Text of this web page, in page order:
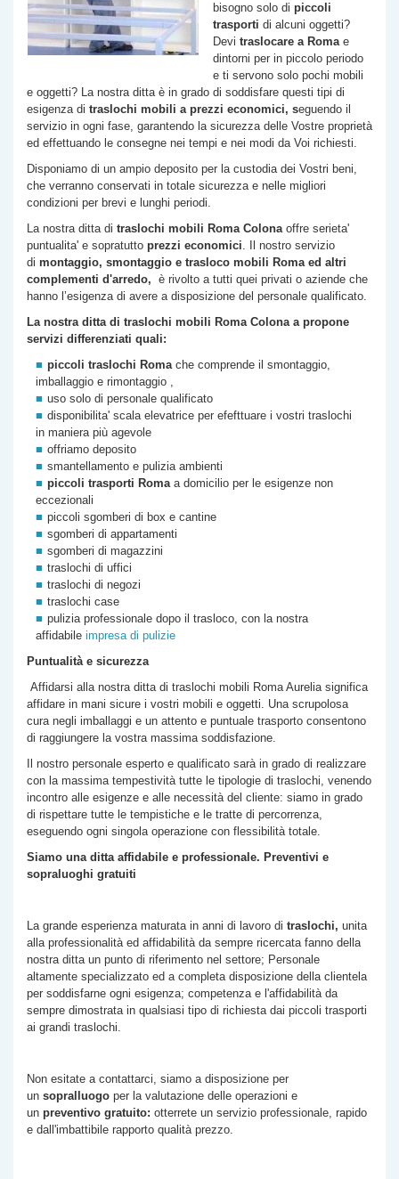
bisogno solo di piccoli
trasporti di alcuni oggetti?
Devi traslocare a Romae
dintorni per in piccolo periodo
e ti servono solo pochi mobili
e oggetti? La nostra ditta è in grado di soddisfare questi tipi di
esigenza di traslochi mobili a prezzi economici, seguendo il
servizio in ogni fase, garantendo la sicurezza delle Vostre proprietà
ed effettuando le consegne nei tempi e nei modi da Voi richiesti.
Disponiamo di un ampio deposito per la custodia dei Vostri beni,
che verranno conservati in totale sicurezza e nelle migliori
condizioni per brevi e lunghi periodi.
La nostra ditta di traslochi mobili Roma Colonaoffre serieta'
puntualita' e sopratutto prezzi economici. Il nostro servizio
di montaggio, smontaggio e trasloco mobili Roma ed altri
complementi d'arredo, è rivolto a tutti quei privati o aziende che
hanno l’esigenza di avere a disposizione del personale qualificato.
La nostra ditta di traslochi mobili Roma Colonaa propone
servizi differenziati quali:
piccoli traslochi Romache comprende il smontaggio,
imballaggio e rimontaggio ,
uso solo di personale qualificato
disponibilita' scala elevatrice per efefttuare i vostri traslochi
in maniera più agevole
offriamo deposito
smantellamento e pulizia ambienti
piccoli trasporti Romaa domicilio per le esigenze non
eccezionali
piccoli sgomberi di box e cantine
sgomberi di appartamenti
sgomberi di magazzini
traslochi di uffici
traslochi di negozi
traslochi case
pulizia professionale dopo il trasloco, con la nostra
affidabile impresa di pulizie
Puntualità e sicurezza
Affidarsi alla nostra ditta di traslochi mobili RomaAurelia significa
affidare in mani sicure i vostri mobili e oggetti. Una scrupolosa
cura negli imballaggi e un attento e puntuale trasporto consentono
di raggiungere la vostra massima soddisfazione.
Il nostro personale esperto e qualificato sarà in grado di realizzare
con la massima tempestività tutte le tipologie di traslochi, venendo
incontro alle esigenze e alle necessità del cliente: siamo in grado
di rispettare tutte le tempistiche e le tratte di percorrenza,
eseguendo ogni singola operazione con flessibilità totale.
Siamo una ditta affidabile e professionale. Preventivi e
sopraluoghi gratuiti
La grande esperienza maturata in anni di lavoro di traslochi, unita
alla professionalità ed affidabilità da sempre ricercata fanno della
nostra ditta un punto di riferimento nel settore; Personale
altamente specializzato ed a completa disposizione della clientela
per soddisfarne ogni esigenza; competenza e l'affidabilità da
sempre dimostrata in qualsiasi tipo di richiesta dai piccoli trasporti
ai grandi traslochi.
Non esitate a contattarci, siamo a disposizione per
un sopralluogo per la valutazione delle operazioni e
un preventivo gratuito: otterrete un servizio professionale, rapido
e dall'imbattibile rapporto qualità prezzo.